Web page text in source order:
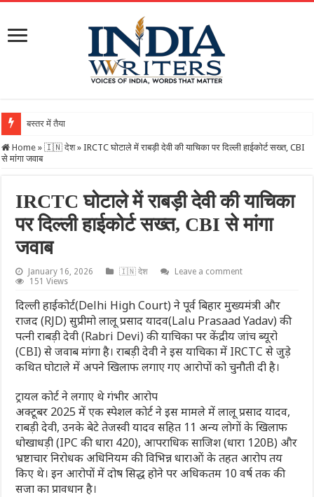
बस्तर में तैयार हो रहा ग
Home » 🇮🇳 देश » IRCTC घोटाले में राबड़ी देवी की याचिका पर दिल्ली हाईकोर्ट सख्त, CBI
से मांगा जवाब
IRCTC घोटाले में राबड़ी देवी की याचिका
पर दिल्ली हाईकोर्ट सख्त, CBI से मांगा
जवाब
January 16, 2026 🇮🇳 देश
Leave a comment
151 Views
दिल्ली हाईकोर्ट(Delhi High Court) ने पूर्व बिहार मुख्यमंत्री और
राजद (RJD) सुप्रीमो लालू प्रसाद यादव(Lalu Prasaad Yadav) की
पत्नी राबड़ी देवी (Rabri Devi) की याचिका पर केंद्रीय जांच ब्यूरो
(CBI) से जवाब मांगा है। राबड़ी देवी ने इस याचिका में IRCTC से जुड़े
कथित घोटाले में अपने खिलाफ लगाए गए आरोपों को चुनौती दी है।
ट्रायल कोर्ट ने लगाए थे गंभीर आरोप
अक्टूबर 2025 में एक स्पेशल कोर्ट ने इस मामले में लालू प्रसाद यादव,
राबड़ी देवी, उनके बेटे तेजस्वी यादव सहित 11 अन्य लोगों के खिलाफ
धोखाधड़ी (IPC की धारा 420), आपराधिक साजिश (धारा 120B) और
भ्रष्टाचार निरोधक अधिनियम की विभिन्न धाराओं के तहत आरोप तय
किए थे। इन आरोपों में दोष सिद्ध होने पर अधिकतम 10 वर्ष तक की
सजा का प्रावधान है।